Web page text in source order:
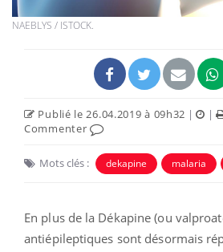
NAEBLYS / ISTOCK.
Publié le 26.04.2019 à 09h32 | |
Commenter
Mots clés : dekapine malaria
En plus de la Dékapine (ou
antiépileptiques sont désormais